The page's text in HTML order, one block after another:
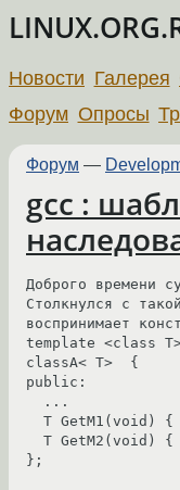
Новости Галерея
Форум Опросы
Форум —
gcc :
Доброго времени
Столкнулся с
воспринимает
template <class
classA< T>  {
public:
};